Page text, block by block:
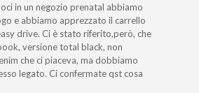
in un negozio prenatal abbiamo
e abbiamo apprezzato il carrello
drive. Ci è stato riferito,però, che
versione total black, non
che ci piaceva, ma dobbiamo
legato. Ci confermate qst cosa